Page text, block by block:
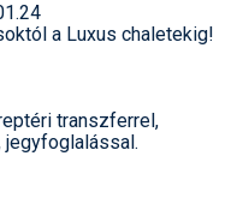
a Luxus chaletekig!
transzferrel,